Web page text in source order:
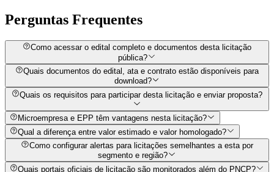
Perguntas Frequentes
Como acessar o edital completo e documentos desta licitação
pública?
Quais documentos do edital, ata e contrato estão disponíveis para
download?
Quais os requisitos para participar desta licitação e enviar proposta?
Microempresa e EPP têm vantagens nesta licitação?
Qual a diferença entre valor estimado e valor homologado?
Como configurar alertas para licitações semelhantes a esta por
segmento e região?
Quais portais oficiais de licitação são monitorados além do PNCP?